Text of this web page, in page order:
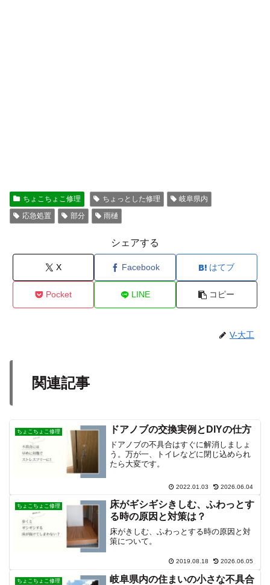
ちょこちょこ修理 ちょっとした修理
岐阜県内
応急処置
部分 雨樋
シェアする
X Facebook はてブ
Pocket LINE コピー
V-大工
関連記事
ちょこちょこ修理 ドアノブの交換実例とDIYの仕方
ドアノブの不具合はすぐに解消しましょ
う。万が一、トイレなどに閉じ込められ
たら大変です。
2022.01.03 2026.06.04
ちょこちょこ修理
床がギシギシきしむ、ふわっとす
る時の原因と対策は？
床がきしむ、ふわっとする時の原因と対
策について。
2019.08.18 2026.06.05
ちょこちょこ修理
岐阜県内の住まいの小さな不具合